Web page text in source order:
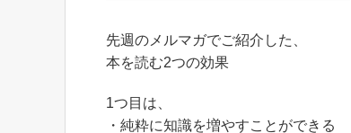
先週のメルマガでご紹介した、
本を読む2つの効果
1つ目は、
・純粋に知識を増やすことができる